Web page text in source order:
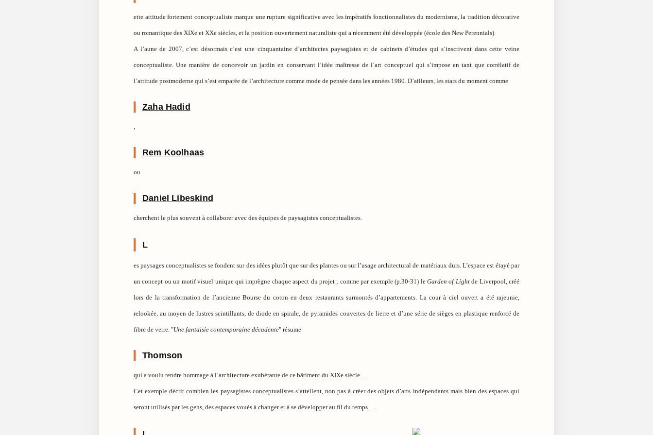
ette attitude fortement conceptualiste marque une rupture significative avec les impératifs fonctionnalistes du modernisme, la tradition décorative
ou romantique des XIXe et XXe siècles, et la position ouvertement naturaliste qui a récemment été développée (école des New Perennials).
A l’aune de 2007, c’est désormais c’est une cinquantaine d’architectes paysagistes et de cabinets d’études qui s’inscrivent dans cette veine
conceptualiste. Une manière de concevoir un jardin en conservant l’idée maîtresse de l’art conceptuel qui s’impose en tant que corrélatif de
l’attitude postmoderne qui s’est emparée de l’architecture comme mode de pensée dans les années 1980. D’ailleurs, les stars du moment comme
Zaha Hadid
Rem Koolhaas
ou
Daniel Libeskind
cherchent le plus souvent à collaborer avec des équipes de paysagistes conceptualistes.
L
es paysages conceptualistes se fondent sur des idées plutôt que sur des plantes ou sur l’usage architectural de matériaux durs. L’espace est étayé par
un concept ou un motif visuel unique qui imprègne chaque aspect du projet ; comme par exemple (p.30-31) le Garden of Lightde Liverpool, créé
lors de la transformation de l’ancienne Bourse du coton en deux restaurants surmontés d’appartements. La cour à ciel ouvert a été rajeunie,
relookée, au moyen de lustres scintillants, de diode en spirale, de pyramides couvertes de lierre et d’une série de sièges en plastique renforcé de
fibre de verre. "Une fantaisie contemporaine décadente" résume
Thomson
qui a voulu rendre hommage à l’architecture exubérante de ce bâtiment du XIXe siècle …
Cet exemple décrit combien les paysagistes conceptualistes s’attellent, non pas à créer des objets d’arts indépendants mais bien des espaces qui
seront utilisés par les gens, des espaces voués à changer et à se développer au fil du temps …